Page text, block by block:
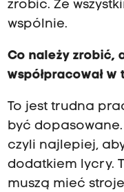
zrobić. Ze
wspólnie.
Co należy zrobić,
współpracował w
To jest trudna
być
czyli najlepiej,
dodatkiem lycry.
muszą mieć